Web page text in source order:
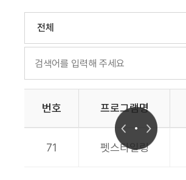
전체
번호 프로그램명
71 펫스타일링